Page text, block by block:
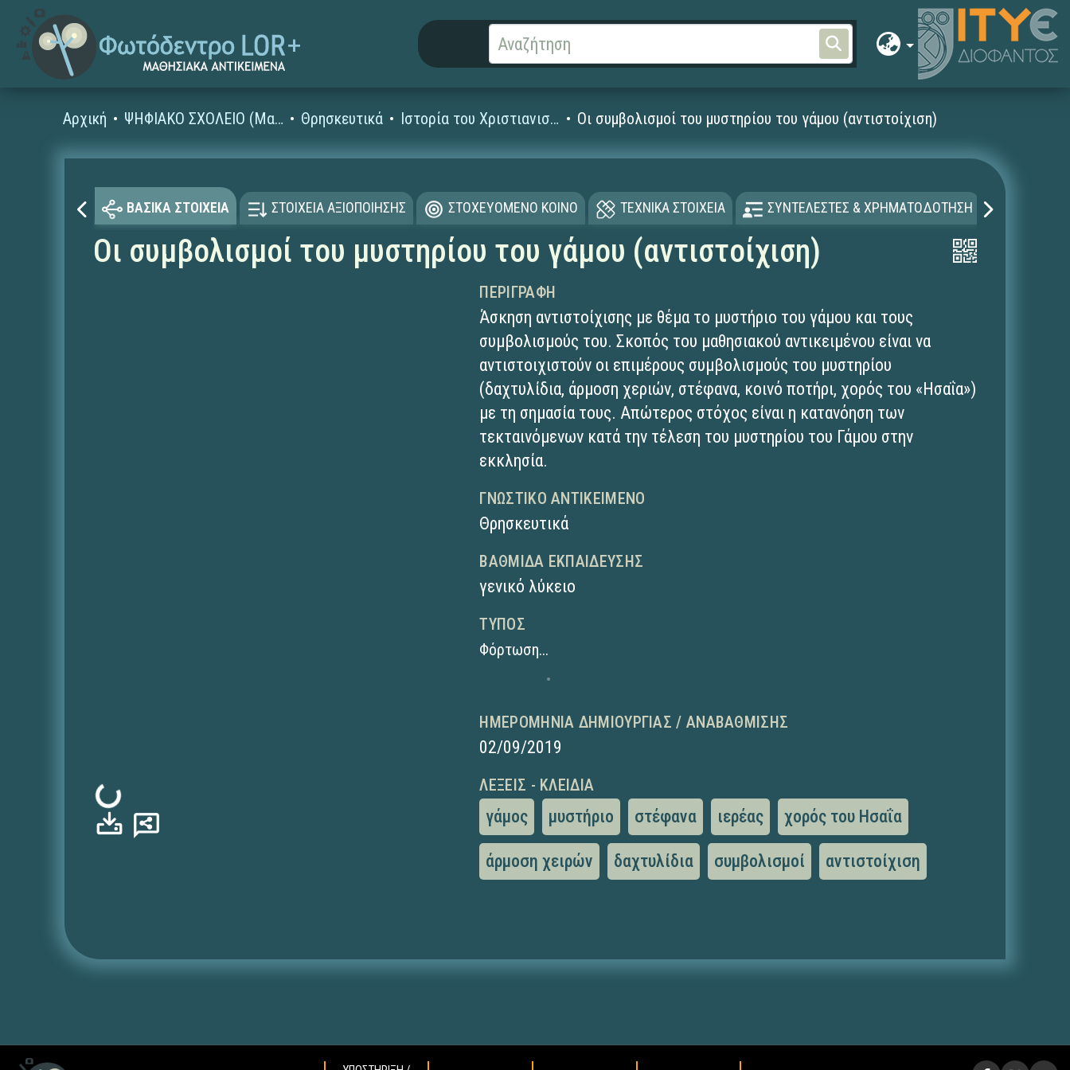
Αρχική ΨΗΦΙΑΚΟ ΣΧΟΛΕΙΟ (Μαθησιακά Αντικείμενα) Θρησκευτικά Ιστορία του Χριστιανισμού Οι συμβολισμοί του μυστηρίου του γάμου (αντιστοίχιση)
ΒΑΣΙΚΑ ΣΤΟΙΧΕΙΑ ΣΤΟΙΧΕΙΑ ΑΞΙΟΠΟΙΗΣΗΣ ΣΤΟΧΕΥΟΜΕΝΟ ΚΟΙΝΟ ΤΕΧΝΙΚΑ ΣΤΟΙΧΕΙΑ ΣΥΝΤΕΛΕΣΤΕΣ & ΧΡΗΜΑΤΟΔΟΤΗΣΗ
Οι συμβολισμοί του μυστηρίου του γάμου (αντιστοίχιση)
Φόρτωση...
ΠΕΡΙΓΡΑΦΉ
Άσκηση αντιστοίχισης με θέμα το μυστήριο του γάμου και τους
συμβολισμούς του. Σκοπός του μαθησιακού αντικειμένου είναι να
αντιστοιχιστούν οι επιμέρους συμβολισμούς του μυστηρίου
(δαχτυλίδια, άρμοση χεριών, στέφανα, κοινό ποτήρι, χορός του «Ησαΐα»)
με τη σημασία τους. Απώτερος στόχος είναι η κατανόηση των
τεκταινόμενων κατά την τέλεση του μυστηρίου του Γάμου στην
εκκλησία.
ΓΝΩΣΤΙΚΌ ΑΝΤΙΚΕΊΜΕΝΟ
Θρησκευτικά
ΒΑΘΜΊΔΑ ΕΚΠΑΊΔΕΥΣΗΣ
γενικό λύκειο
ΤΎΠΟΣ
Φόρτωση...
ΗΜΕΡΟΜΗΝΊΑ ΔΗΜΙΟΥΡΓΊΑΣ / ΑΝΑΒΆΘΜΙΣΗΣ
02/09/2019
ΛΈΞΕΙΣ - ΚΛΕΙΔΙΆ
γάμος μυστήριο στέφανα ιερέας χορός του Ησαΐα
άρμοση χειρών δαχτυλίδια συμβολισμοί αντιστοίχιση